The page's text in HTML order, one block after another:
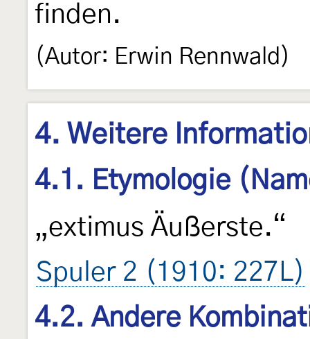
finden.
(Autor: Erwin Rennwald)
4. Weitere
4.1. Etymologie
„extimus Äußerste.“
Spuler 2 (1910: 227L)
4.2. Andere